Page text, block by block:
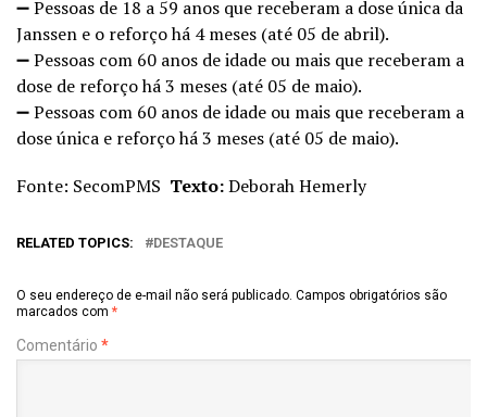
➖ Pessoas de 18 a 59 anos que receberam a dose única da
Janssen e o reforço há 4 meses (até 05 de abril).
➖ Pessoas com 60 anos de idade ou mais que receberam a
dose de reforço há 3 meses (até 05 de maio).
➖ Pessoas com 60 anos de idade ou mais que receberam a
dose única e reforço há 3 meses (até 05 de maio).
Fonte: SecomPMS Texto:Deborah Hemerly
RELATED TOPICS: DESTAQUE
O seu endereço de e-mail não será publicado. Campos obrigatórios são
marcados com *
Comentário *